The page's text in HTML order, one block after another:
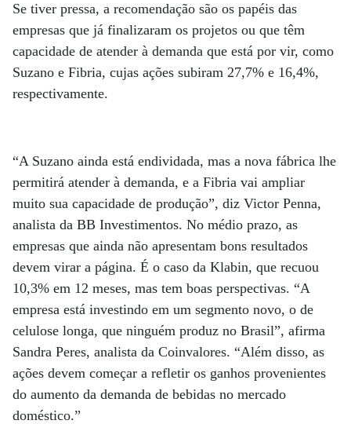
Se tiver pressa, a recomendação são os papéis das
empresas que já finalizaram os projetos ou que têm
capacidade de atender à demanda que está por vir, como
Suzano e Fibria, cujas ações subiram 27,7% e 16,4%,
respectivamente.
“A Suzano ainda está endividada, mas a nova fábrica lhe
permitirá atender à demanda, e a Fibria vai ampliar
muito sua capacidade de produção”, diz Victor Penna,
analista da BB Investimentos. No médio prazo, as
empresas que ainda não apresentam bons resultados
devem virar a página. É o caso da Klabin, que recuou
10,3% em 12 meses, mas tem boas perspectivas. “A
empresa está investindo em um segmento novo, o de
celulose longa, que ninguém produz no Brasil”, afirma
Sandra Peres, analista da Coinvalores. “Além disso, as
ações devem começar a refletir os ganhos provenientes
do aumento da demanda de bebidas no mercado
doméstico.”